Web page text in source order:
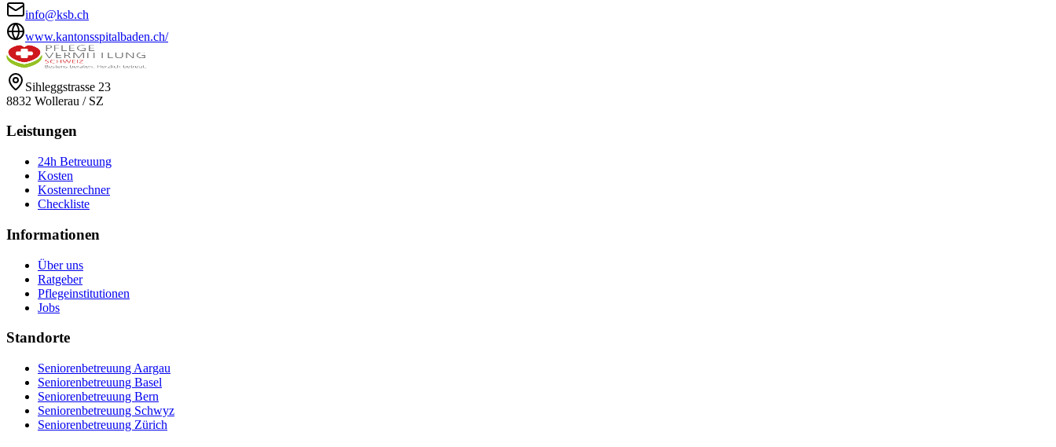
info@ksb.ch
www.kantonsspitalbaden.ch/
Sihleggstrasse 23
8832 Wollerau / SZ
Leistungen
24h Betreuung
Kosten
Kostenrechner
Checkliste
Informationen
Über uns
Ratgeber
Pflegeinstitutionen
Jobs
Standorte
Seniorenbetreuung Aargau
Seniorenbetreuung Basel
Seniorenbetreuung Bern
Seniorenbetreuung Schwyz
Seniorenbetreuung Zürich